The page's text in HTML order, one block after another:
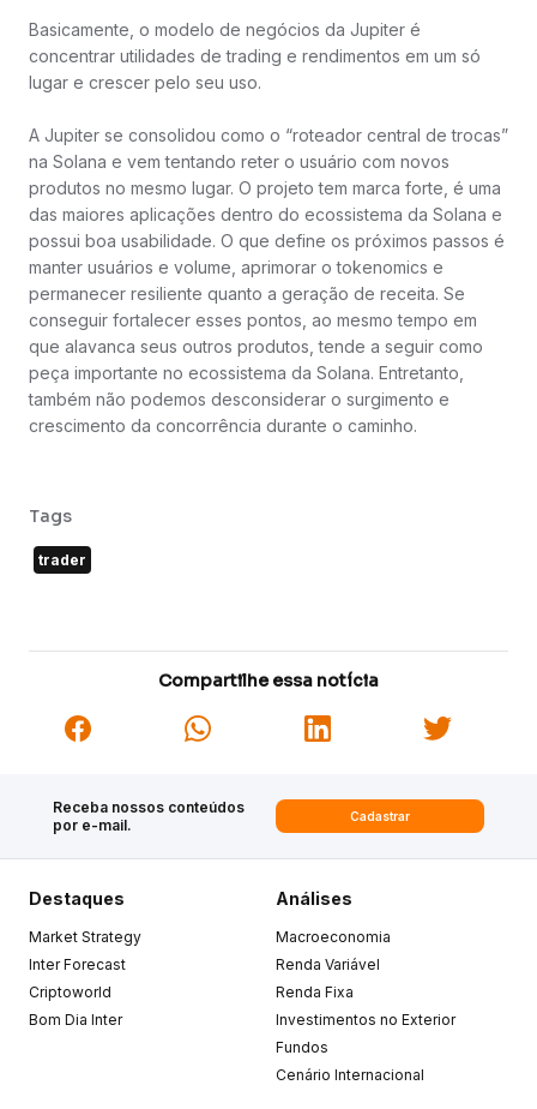
Basicamente, o modelo de negócios da Jupiter é
concentrar utilidades de trading e rendimentos em um só
lugar e crescer pelo seu uso.
A Jupiter se consolidou como o “roteador central de trocas”
na Solana e vem tentando reter o usuário com novos
produtos no mesmo lugar. O projeto tem marca forte, é uma
das maiores aplicações dentro do ecossistema da Solana e
possui boa usabilidade. O que define os próximos passos é
manter usuários e volume, aprimorar o tokenomics e
permanecer resiliente quanto a geração de receita. Se
conseguir fortalecer esses pontos, ao mesmo tempo em
que alavanca seus outros produtos, tende a seguir como
peça importante no ecossistema da Solana. Entretanto,
também não podemos desconsiderar o surgimento e
crescimento da concorrência durante o caminho.
Tags
trader
Compartilhe essa notícia
Receba nossos conteúdos
por e-mail.
Cadastrar
Destaques
Market Strategy
Inter Forecast
Criptoworld
Bom Dia Inter
Análises
Macroeconomia
Renda Variável
Renda Fixa
Investimentos no Exterior
Fundos
Cenário Internacional